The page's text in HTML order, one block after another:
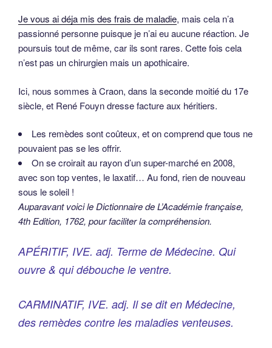
Je vous ai déja mis des frais de maladie, mais cela n’a
passionné personne puisque je n’ai eu aucune réaction. Je
poursuis tout de même, car ils sont rares. Cette fois cela
n’est pas un chirurgien mais un apothicaire.
Ici, nous sommes à Craon, dans la seconde moitié du 17e
siècle, et René Fouyn dresse facture aux héritiers.
Les remèdes sont coûteux, et on comprend que tous ne
pouvaient pas se les offrir.
On se croirait au rayon d’un super-marché en 2008,
avec son top ventes, le laxatif… Au fond, rien de nouveau
sous le soleil !
Auparavant voici le Dictionnaire de L’Académie française,
4th Edition, 1762, pour faciliter la compréhension.
APÉRITIF, IVE. adj. Terme de Médecine. Qui
ouvre & qui débouche le ventre.
CARMINATIF, IVE. adj. Il se dit en Médecine,
des remèdes contre les maladies venteuses.